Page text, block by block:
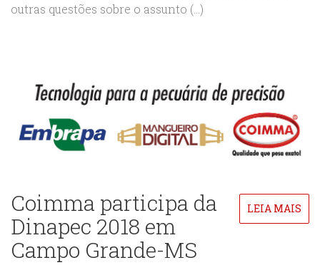
outras questões sobre o assunto (...)
Coimma participa da
Dinapec 2018 em
Campo Grande-MS
LEIA MAIS